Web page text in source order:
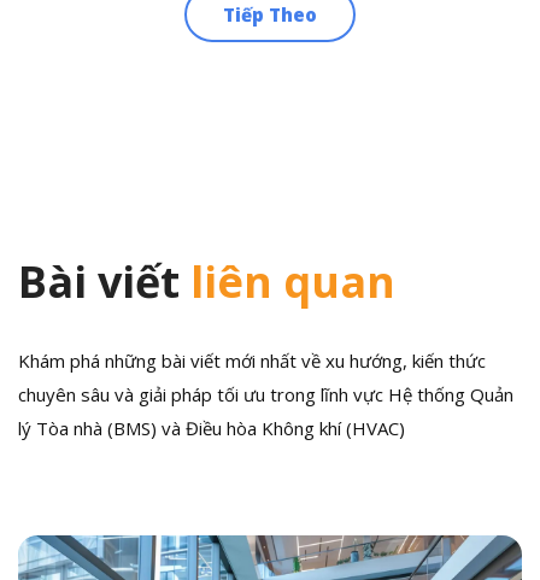
Tiếp Theo
Bài viết liên quan
Khám phá những bài viết mới nhất về xu hướng, kiến thức
chuyên sâu và giải pháp tối ưu trong lĩnh vực Hệ thống Quản
lý Tòa nhà (BMS) và Điều hòa Không khí (HVAC)